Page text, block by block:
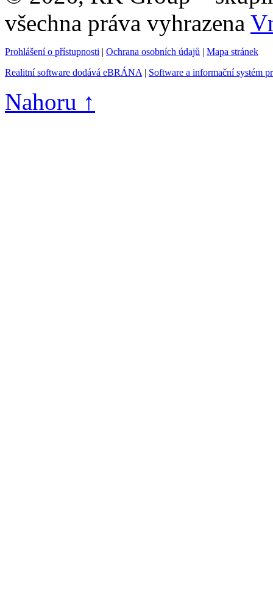
všechna práva vyhrazena
Prohlášení o přístupnosti | Ochrana osobních údajů | Mapa stránek
Realitní software dodává eBRÁNA | Software a informační systém
Nahoru ↑